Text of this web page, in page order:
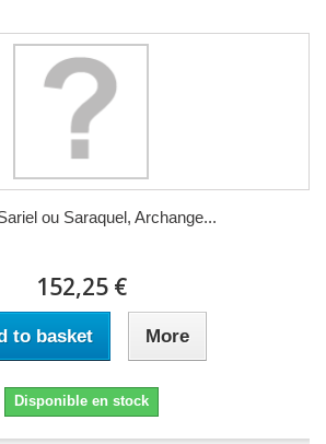
ou Saraquel, Archange...
152,25 €
to basket More
Disponible en stock